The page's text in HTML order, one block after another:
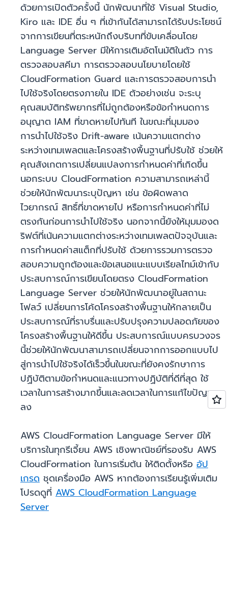
ด้วยการเปิดตัวครั้งนี้ นักพัฒนาที่ใช้ Visual Studio,
Kiro และ IDE อื่น ๆ ที่เข้ากันได้สามารถได้รับประโยชน์
จากการเขียนที่ตระหนักถึงบริบทที่ขับเคลื่อนโดย
Language Server มีให้การเติมอัตโนมัติในตัว การ
ตรวจสอบสคีมา การตรวจสอบนโยบายโดยใช้
CloudFormation Guard และการตรวจสอบการนำ
ไปใช้จริงโดยตรงภายใน IDE ตัวอย่างเช่น จะระบุ
คุณสมบัติทรัพยากรที่ไม่ถูกต้องหรือข้อกำหนดการ
อนุญาต IAM ที่ขาดหายไปทันที ในขณะที่มุมมอง
การนำไปใช้จริง Drift-aware เน้นความแตกต่าง
ระหว่างเทมเพลตและโครงสร้างพื้นฐานที่ปรับใช้ ช่วยให้
คุณสังเกตการเปลี่ยนแปลงการกำหนดค่าที่เกิดขึ้น
นอกระบบ CloudFormation ความสามารถเหล่านี้
ช่วยให้นักพัฒนาระบุปัญหา เช่น ข้อผิดพลาด
ไวยากรณ์ สิทธิ์ที่ขาดหายไป หรือการกำหนดค่าที่ไม่
ตรงกันก่อนการนำไปใช้จริง นอกจากนี้ยังให้มุมมองด
ริฟต์ที่เน้นความแตกต่างระหว่างเทมเพลตปัจจุบันและ
การกำหนดค่าสแต็กที่ปรับใช้ ด้วยการรวมการตรวจ
สอบความถูกต้องและข้อเสนอแนะแบบเรียลไทม์เข้ากับ
ประสบการณ์การเขียนโดยตรง CloudFormation
Language Server ช่วยให้นักพัฒนาอยู่ในสถานะ
โฟลว์ เปลี่ยนการโค้ดโครงสร้างพื้นฐานให้กลายเป็น
ประสบการณ์ที่ราบรื่นและปรับปรุงความปลอดภัยของ
โครงสร้างพื้นฐานให้ดีขึ้น ประสบการณ์แบบครบวงจร
นี้ช่วยให้นักพัฒนาสามารถเปลี่ยนจากการออกแบบไป
สู่การนำไปใช้จริงได้เร็วขึ้นในขณะที่ยังคงรักษาการ
ปฏิบัติตามข้อกำหนดและแนวทางปฏิบัติที่ดีที่สุด ใช้
เวลาในการสร้างมากขึ้นและลดเวลาในการแก้ไขปัญหา
ลง
AWS CloudFormation Language Server มีให้
บริการในทุกรีเจี้ยน AWS เชิงพาณิชย์ที่รองรับ AWS
CloudFormation ในการเริ่มต้น ให้ติดตั้งหรือ อัป
เกรด ชุดเครื่องมือ AWS หากต้องการเรียนรู้เพิ่มเติม
โปรดดูที่ AWS CloudFormation Language
Server